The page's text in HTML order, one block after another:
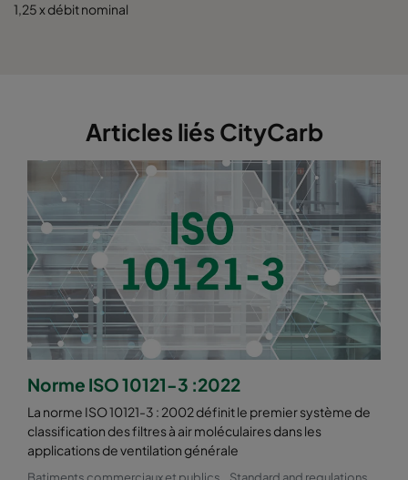
1,25 x débit nominal
Articles liés CityCarb
Norme ISO 10121-3 :2022
La norme ISO 10121-3 : 2002 définit le premier système de
classification des filtres à air moléculaires dans les
applications de ventilation générale
Batiments commerciaux et publics Standard and regulations